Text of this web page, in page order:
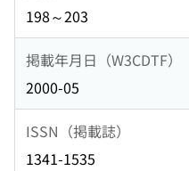
198～203
掲載年月日（W3CDTF）
2000-05
ISSN（掲載誌）
1341-1535